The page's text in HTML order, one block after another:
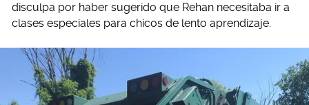
disculpa por haber sugerido que Rehan necesitaba ir a
clases especiales para chicos de lento aprendizaje.